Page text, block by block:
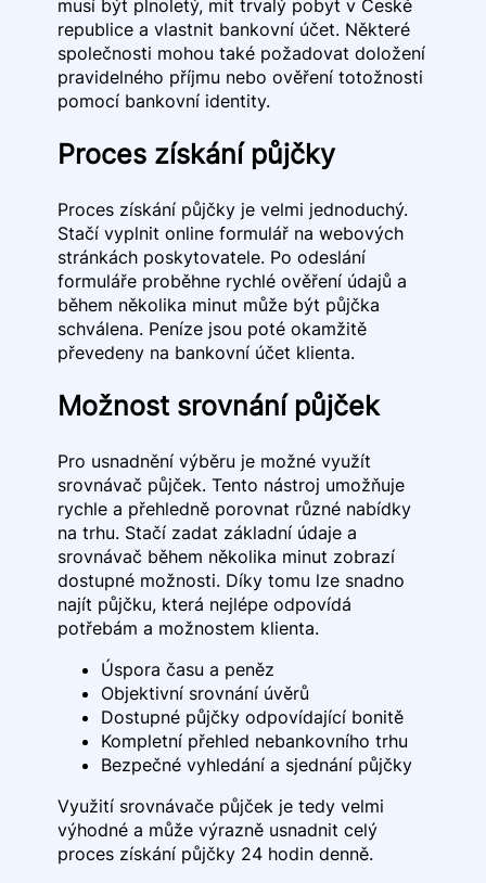
musí být plnoletý, mít trvalý pobyt v České
republice a vlastnit bankovní účet. Některé
společnosti mohou také požadovat doložení
pravidelného příjmu nebo ověření totožnosti
pomocí bankovní identity.
Proces získání půjčky
Proces získání půjčky je velmi jednoduchý.
Stačí vyplnit online formulář na webových
stránkách poskytovatele. Po odeslání
formuláře proběhne rychlé ověření údajů a
během několika minut může být půjčka
schválena. Peníze jsou poté okamžitě
převedeny na bankovní účet klienta.
Možnost srovnání půjček
Pro usnadnění výběru je možné využít
srovnávač půjček. Tento nástroj umožňuje
rychle a přehledně porovnat různé nabídky
na trhu. Stačí zadat základní údaje a
srovnávač během několika minut zobrazí
dostupné možnosti. Díky tomu lze snadno
najít půjčku, která nejlépe odpovídá
potřebám a možnostem klienta.
Úspora času a peněz
Objektivní srovnání úvěrů
Dostupné půjčky odpovídající bonitě
Kompletní přehled nebankovního trhu
Bezpečné vyhledání a sjednání půjčky
Využití srovnávače půjček je tedy velmi
výhodné a může výrazně usnadnit celý
proces získání půjčky 24 hodin denně.